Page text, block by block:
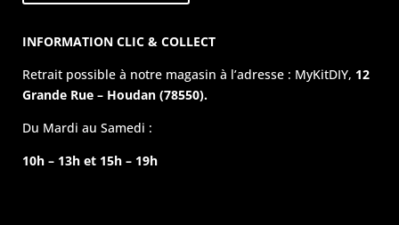
INFORMATION CLIC & COLLECT
Retrait possible à notre magasin à l’adresse : MyKitDIY, 12
Grande Rue – Houdan (78550).
Du Mardi au Samedi :
10h – 13h et 15h – 19h